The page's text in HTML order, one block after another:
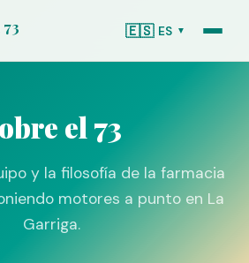
🇪🇸 ES ▼
el 73
y la filosofía de la farmacia
motores a punto en La
Garriga.